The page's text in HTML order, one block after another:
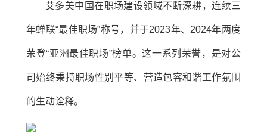
艾多美中国在职场建设领域不断深耕，连续三
年蝉联“最佳职场”称号，并于2023年、2024年两度
荣登“亚洲最佳职场”榜单。这一系列荣誉，是对公
司始终秉持职场性别平等、营造包容和谐工作氛围
的生动诠释。